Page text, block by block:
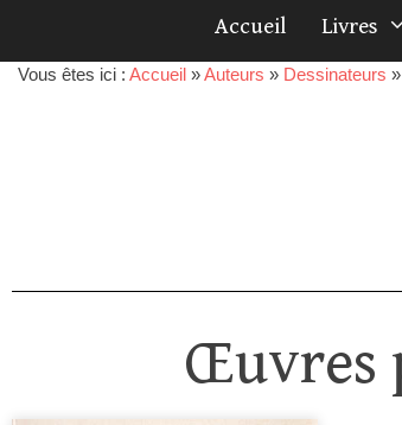
Accueil Livres
Vous êtes ici : Accueil »Auteurs » Dessinateurs »
Œuvres